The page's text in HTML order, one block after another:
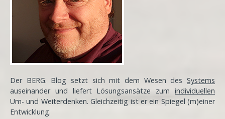
Der BERG. Blog setzt sich mit dem Wesen des Systems
auseinander und liefert Lösungsansätze zum individuellen
Um- und Weiterdenken. Gleichzeitig ist er ein Spiegel (m)einer
Entwicklung.